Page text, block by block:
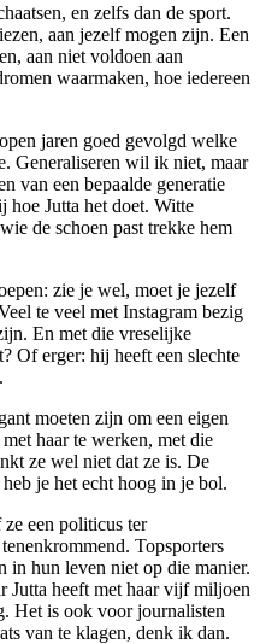
en zelfs dan de sport.
aan jezelf mogen zijn. Een
aan niet voldoen aan
waarmaken, hoe iedereen
jaren goed gevolgd welke
Generaliseren wil ik niet, maar
van een bepaalde generatie
Jutta het doet. Witte
de schoen past trekke hem
zie je wel, moet je jezelf
te veel met Instagram bezig
En met die vreselijke
Of erger: hij heeft een slechte
moeten zijn om een eigen
haar te werken, met die
ze wel niet dat ze is. De
heb je het echt hoog in je bol.
een politicus ter
Topsporters
in hun leven niet op die manier.
Jutta heeft met haar vijf miljoen
Het is ook voor journalisten
van te klagen, denk ik dan.